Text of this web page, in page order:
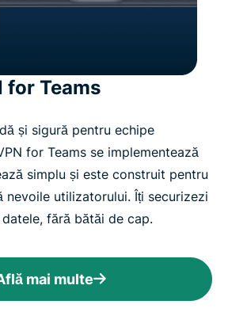
for Teams
și sigură pentru echipe
for Teams se implementează
simplu și este construit pentru
nevoile utilizatorului. Îți securizezi
fără bătăi de cap.
mai multe